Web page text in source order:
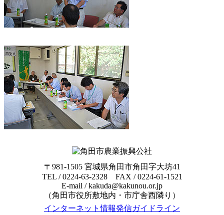
〒981-1505 宮城県角田市角田字大坊41
TEL / 0224-63-2328 FAX / 0224-61-1521
E-mail / kakuda@kakunou.or.jp
（角田市役所敷地内・市庁舎西隣り）
インターネット情報発信ガイドライン